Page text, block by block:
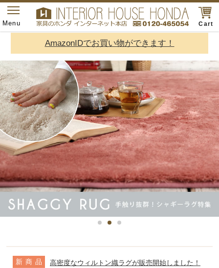
Cart
toggle
navigation
Menu
AmazonIDでお買い物ができます！
新 商 品 高密度なウィルトン織ラグが販売開始しました！